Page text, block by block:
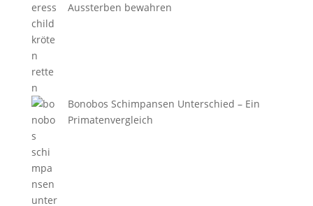
Aussterben bewahren
Bonobos Schimpansen Unterschied – Ein
Primatenvergleich